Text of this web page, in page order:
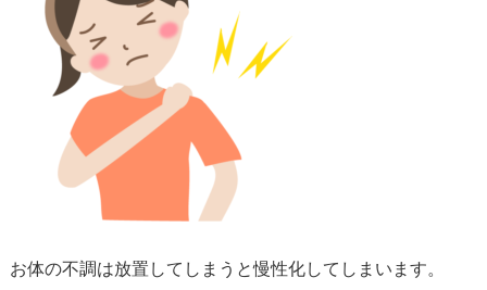
お体の不調は放置してしまうと慢性化してしまいます。